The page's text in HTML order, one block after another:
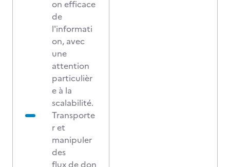
on efficace
de
l'informati
on, avec
une
attention
particulièr
e à la
scalabilité.
Transporte
r et
manipuler
des
flux de don